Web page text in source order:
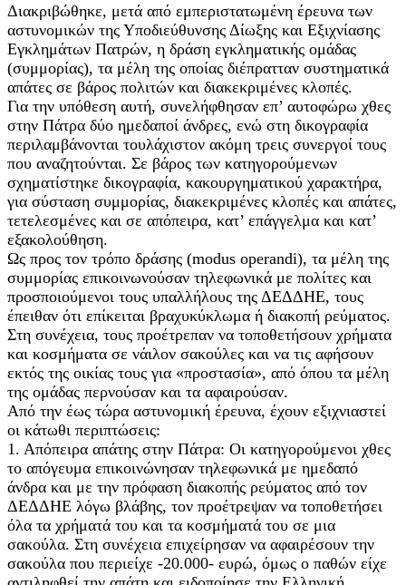
Διακριβώθηκε, μετά από εμπεριστατωμένη έρευνα των
αστυνομικών της Υποδιεύθυνσης Δίωξης και Εξιχνίασης
Εγκλημάτων Πατρών, η δράση εγκληματικής ομάδας
(συμμορίας), τα μέλη της οποίας διέπρατταν συστηματικά
απάτες σε βάρος πολιτών και διακεκριμένες κλοπές.
Για την υπόθεση αυτή, συνελήφθησαν επ’ αυτοφώρω χθες
στην Πάτρα δύο ημεδαποί άνδρες, ενώ στη δικογραφία
περιλαμβάνονται τουλάχιστον ακόμη τρεις συνεργοί τους
που αναζητούνται. Σε βάρος των κατηγορούμενων
σχηματίστηκε δικογραφία, κακουργηματικού χαρακτήρα,
για σύσταση συμμορίας, διακεκριμένες κλοπές και απάτες,
τετελεσμένες και σε απόπειρα, κατ’ επάγγελμα και κατ’
εξακολούθηση.
Ως προς τον τρόπο δράσης (modus operandi), τα μέλη της
συμμορίας επικοινωνούσαν τηλεφωνικά με πολίτες και
προσποιούμενοι τους υπαλλήλους της ΔΕΔΔΗΕ, τους
έπειθαν ότι επίκειται βραχυκύκλωμα ή διακοπή ρεύματος.
Στη συνέχεια, τους προέτρεπαν να τοποθετήσουν χρήματα
και κοσμήματα σε νάιλον σακούλες και να τις αφήσουν
εκτός της οικίας τους για «προστασία», από όπου τα μέλη
της ομάδας περνούσαν και τα αφαιρούσαν.
Από την έως τώρα αστυνομική έρευνα, έχουν εξιχνιαστεί
οι κάτωθι περιπτώσεις:
1. Απόπειρα απάτης στην Πάτρα: Οι κατηγορούμενοι χθες
το απόγευμα επικοινώνησαν τηλεφωνικά με ημεδαπό
άνδρα και με την πρόφαση διακοπής ρεύματος από τον
ΔΕΔΔΗΕ λόγω βλάβης, τον προέτρεψαν να τοποθετήσει
όλα τα χρήματά του και τα κοσμήματά του σε μια
σακούλα. Στη συνέχεια επιχείρησαν να αφαιρέσουν την
σακούλα που περιείχε -20.000- ευρώ, όμως ο παθών είχε